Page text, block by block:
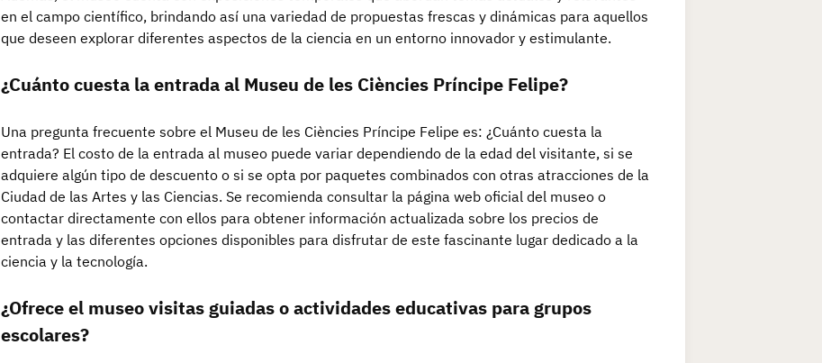
en el campo científico, brindando así una variedad de propuestas frescas y dinámicas para aquellos
que deseen explorar diferentes aspectos de la ciencia en un entorno innovador y estimulante.
¿Cuánto cuesta la entrada al Museu de les Ciències Príncipe Felipe?
Una pregunta frecuente sobre el Museu de les Ciències Príncipe Felipe es: ¿Cuánto cuesta la
entrada? El costo de la entrada al museo puede variar dependiendo de la edad del visitante, si se
adquiere algún tipo de descuento o si se opta por paquetes combinados con otras atracciones de la
Ciudad de las Artes y las Ciencias. Se recomienda consultar la página web oficial del museo o
contactar directamente con ellos para obtener información actualizada sobre los precios de
entrada y las diferentes opciones disponibles para disfrutar de este fascinante lugar dedicado a la
ciencia y la tecnología.
¿Ofrece el museo visitas guiadas o actividades educativas para grupos
escolares?